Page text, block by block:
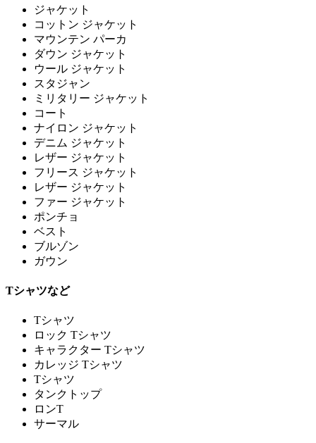
ジャケット
コットン ジャケット
マウンテン パーカ
ダウン ジャケット
ウール ジャケット
スタジャン
ミリタリー ジャケット
コート
ナイロン ジャケット
デニム ジャケット
レザー ジャケット
フリース ジャケット
レザー ジャケット
ファー ジャケット
ポンチョ
ベスト
ブルゾン
ガウン
Tシャツなど
Tシャツ
ロック Tシャツ
キャラクター Tシャツ
カレッジ Tシャツ
Tシャツ
タンクトップ
ロンT
サーマル